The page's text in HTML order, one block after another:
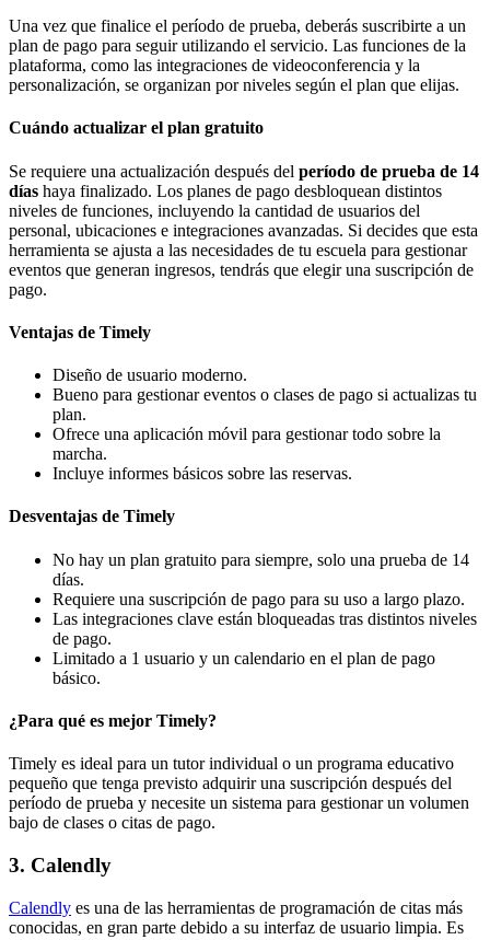
Una vez que finalice el período de prueba, deberás suscribirte a un
plan de pago para seguir utilizando el servicio. Las funciones de la
plataforma, como las integraciones de videoconferencia y la
personalización, se organizan por niveles según el plan que elijas.
Cuándo actualizar el plan gratuito
Se requiere una actualización después del período de prueba de 14
días haya finalizado. Los planes de pago desbloquean distintos
niveles de funciones, incluyendo la cantidad de usuarios del
personal, ubicaciones e integraciones avanzadas. Si decides que esta
herramienta se ajusta a las necesidades de tu escuela para gestionar
eventos que generan ingresos, tendrás que elegir una suscripción de
pago.
Ventajas de Timely
Diseño de usuario moderno.
Bueno para gestionar eventos o clases de pago si actualizas tu
plan.
Ofrece una aplicación móvil para gestionar todo sobre la
marcha.
Incluye informes básicos sobre las reservas.
Desventajas de Timely
No hay un plan gratuito para siempre, solo una prueba de 14
días.
Requiere una suscripción de pago para su uso a largo plazo.
Las integraciones clave están bloqueadas tras distintos niveles
de pago.
Limitado a 1 usuario y un calendario en el plan de pago
básico.
¿Para qué es mejor Timely?
Timely es ideal para un tutor individual o un programa educativo
pequeño que tenga previsto adquirir una suscripción después del
período de prueba y necesite un sistema para gestionar un volumen
bajo de clases o citas de pago.
3. Calendly
Calendly es una de las herramientas de programación de citas más
conocidas, en gran parte debido a su interfaz de usuario limpia. Es